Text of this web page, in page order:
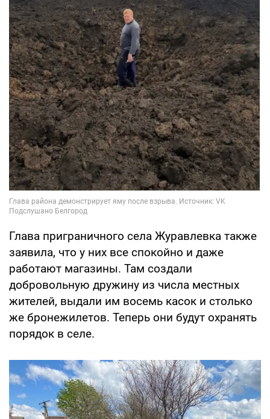
Глава приграничного села Журавлевка также
заявила, что у них все спокойно и даже
работают магазины. Там создали
добровольную дружину из числа местных
жителей, выдали им восемь касок и столько
же бронежилетов. Теперь они будут охранять
порядок в селе.